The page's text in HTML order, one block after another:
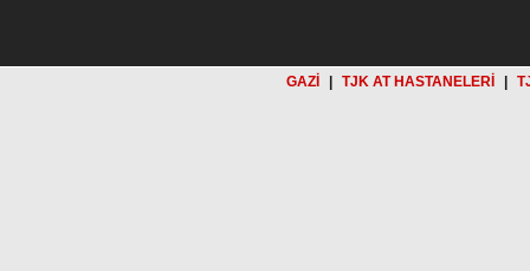
GAZİ TJK AT HASTANELERİ